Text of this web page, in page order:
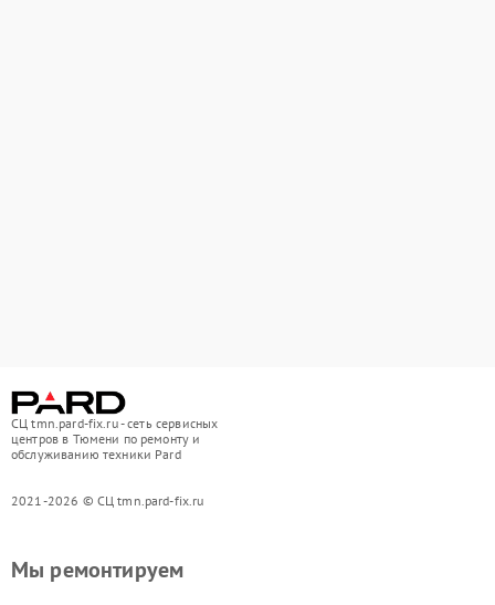
СЦ tmn.pard-fix.ru - сеть сервисных
центров в Тюмени по ремонту и
обслуживанию техники Pard
2021-2026 © СЦ tmn.pard-fix.ru
Мы ремонтируем